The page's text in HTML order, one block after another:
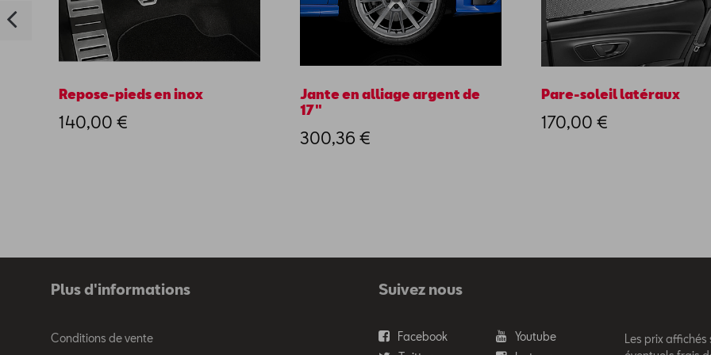
Repose-pieds en inox
140,00 €
Jante en alliage argent de
17"
300,36 €
Pare-soleil latéraux
170,00 €
Plus d'informations
Conditions de vente
Suivez nous
Facebook
Youtube
Les prix